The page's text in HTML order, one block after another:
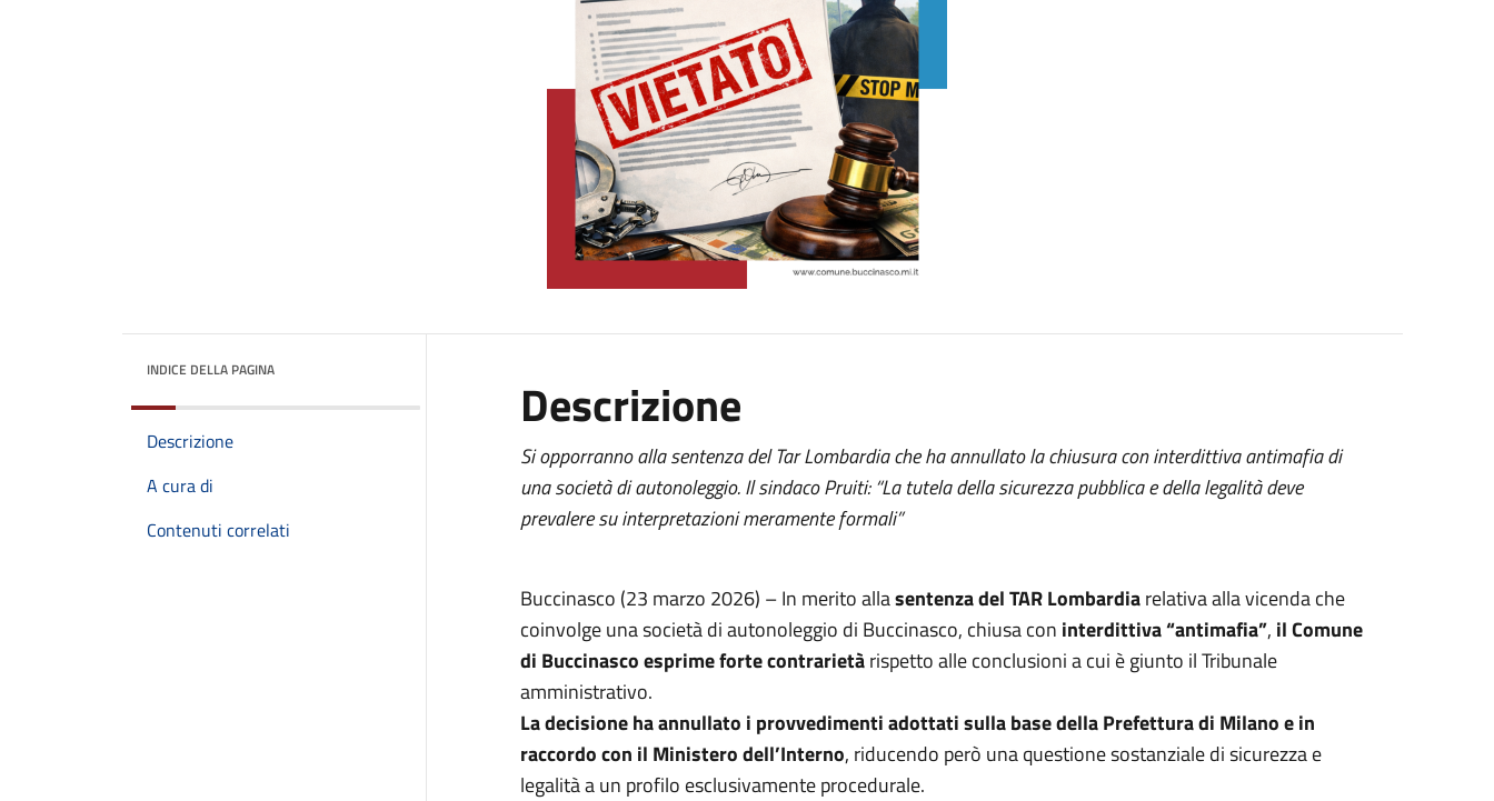
INDICE DELLA PAGINA
Descrizione
A cura di
Contenuti correlati
Descrizione
Si opporranno alla sentenza del Tar Lombardia che ha annullato la chiusura con interdittiva antimafia di
una società di autonoleggio. Il sindaco Pruiti: “La tutela della sicurezza pubblica e della legalità deve
prevalere su interpretazioni meramente formali”
Buccinasco (23 marzo 2026) – In merito allasentenza del TAR Lombardiarelativa alla vicenda che
coinvolge una società di autonoleggio di Buccinasco, chiusa con interdittiva “antimafia”, il Comune
di Buccinasco esprime forte contrarietàrispetto alle conclusioni a cui è giunto il Tribunale
amministrativo.
La decisione ha annullato i provvedimenti adottati sulla base della Prefettura di Milano e in
raccordo con il Ministero dell’Interno, riducendo però una questione sostanziale di sicurezza e
legalità a un profilo esclusivamente procedurale.